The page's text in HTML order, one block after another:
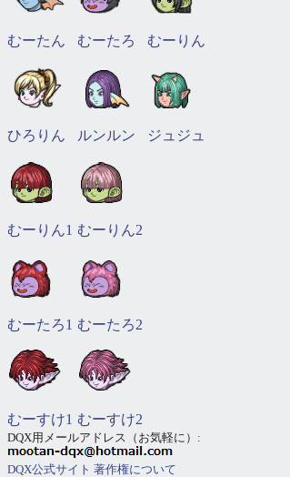
むーたん むーたろ むーりん
ひろりん ルンルン ジュジュ
むーりん1 むーりん2
むーたろ1 むーたろ2
むーすけ1 むーすけ2
DQX用メールアドレス（お気軽に）:
DQX公式サイト 著作権について